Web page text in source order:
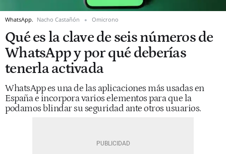
WhatsApp. Nacho Castañón Omicrono
Qué es la clave de seis números de
WhatsApp y por qué deberías
tenerla activada
WhatsApp es una de las aplicaciones más usadas en
España e incorpora varios elementos para que la
podamos blindar su seguridad ante otros usuarios.